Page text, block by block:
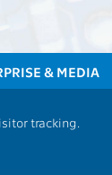
& MEDIA
tracking.